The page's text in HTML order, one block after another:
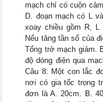
mạch chỉ có cuộn
D. đoạn mạch có L
xoay chiều gồm R,
Nếu tăng tần số của
Tổng trở mạch giảm.
độ dòng điện qua
Câu 8: Một con lắc
nơi có gia tốc trọng
đơn là A. 20cm. B.